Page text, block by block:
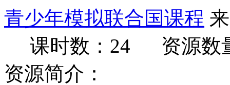
青少年模拟联合国课程
课时数：24
资源数
资源简介：